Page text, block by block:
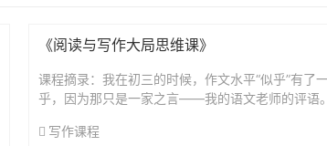
《阅读与写作大局思维课》
课程摘录：我在初三的时候，作文水平“似乎”有了
乎，因为那只是一家之言——我的语文老师的评语
此...写作课程